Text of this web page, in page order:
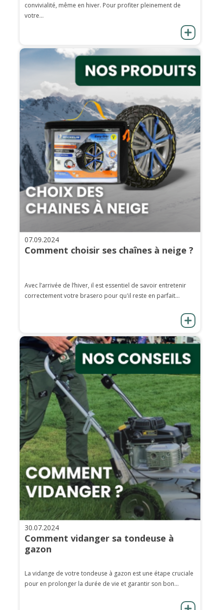
convivialité, même en hiver. Pour profiter pleinement de
votre...
07.09.2024
Comment choisir ses chaînes à neige ?
Avec l’arrivée de l’hiver, il est essentiel de savoir entretenir
correctement votre brasero pour qu'il reste en parfait...
30.07.2024
Comment vidanger sa tondeuse à
gazon
La vidange de votre tondeuse à gazon est une étape cruciale
pour en prolonger la durée de vie et garantir son bon...